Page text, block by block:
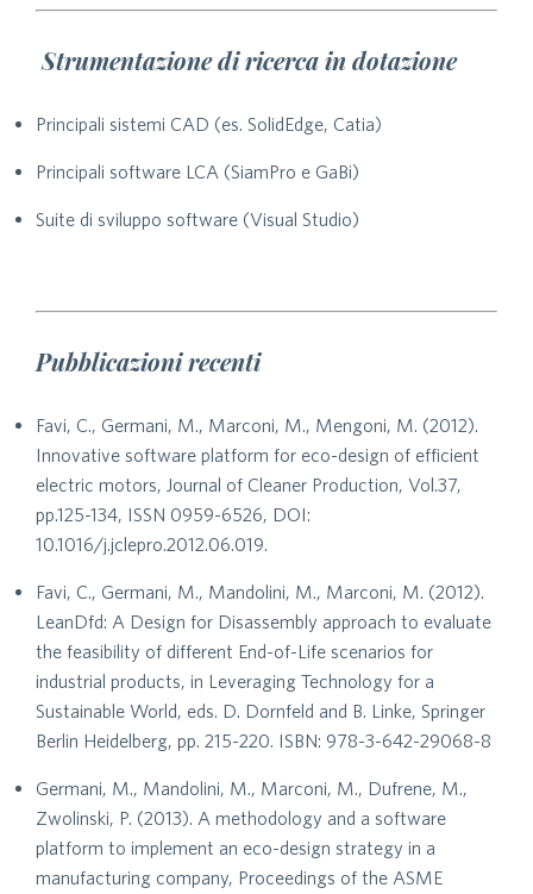
Strumentazione di ricerca in dotazione
Principali sistemi CAD (es. SolidEdge, Catia)
Principali software LCA (SiamPro e GaBi)
Suite di sviluppo software (Visual Studio)
Pubblicazioni recenti
Favi, C., Germani, M., Marconi, M., Mengoni, M. (2012).
Innovative software platform for eco-design of efficient
electric motors, Journal of Cleaner Production, Vol.37,
pp.125-134, ISSN 0959-6526, DOI:
10.1016/j.jclepro.2012.06.019.
Favi, C., Germani, M., Mandolini, M., Marconi, M. (2012).
LeanDfd: A Design for Disassembly approach to evaluate
the feasibility of different End-of-Life scenarios for
industrial products, in Leveraging Technology for a
Sustainable World, eds. D. Dornfeld and B. Linke, Springer
Berlin Heidelberg, pp. 215-220. ISBN: 978-3-642-29068-8
Germani, M., Mandolini, M., Marconi, M., Dufrene, M.,
Zwolinski, P. (2013). A methodology and a software
platform to implement an eco-design strategy in a
manufacturing company, Proceedings of the ASME